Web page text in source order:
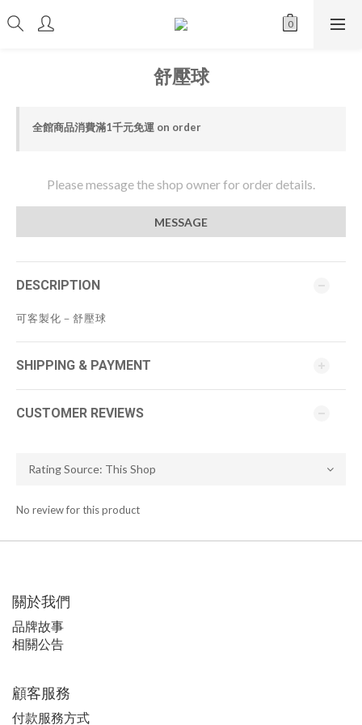
舒壓球
全館商品消費滿1千元免運 on order
Please message the shop owner for order details.
MESSAGE
DESCRIPTION
可客製化－舒壓球
SHIPPING & PAYMENT
CUSTOMER REVIEWS
No review for this product
關於我們
品牌故事
相關公告
顧客服務
付款服務方式